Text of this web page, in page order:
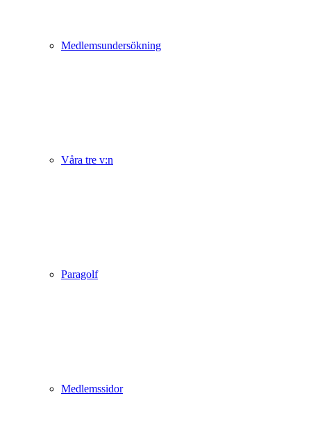
Medlemsundersökning
Våra tre v:n
Paragolf
Medlemssidor